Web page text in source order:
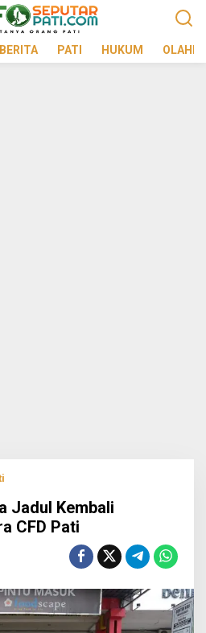
BERITA PATI HUKUM
Jadul
Kembali
Nangkring
Pati
Jadul Kembali
CFD Pati